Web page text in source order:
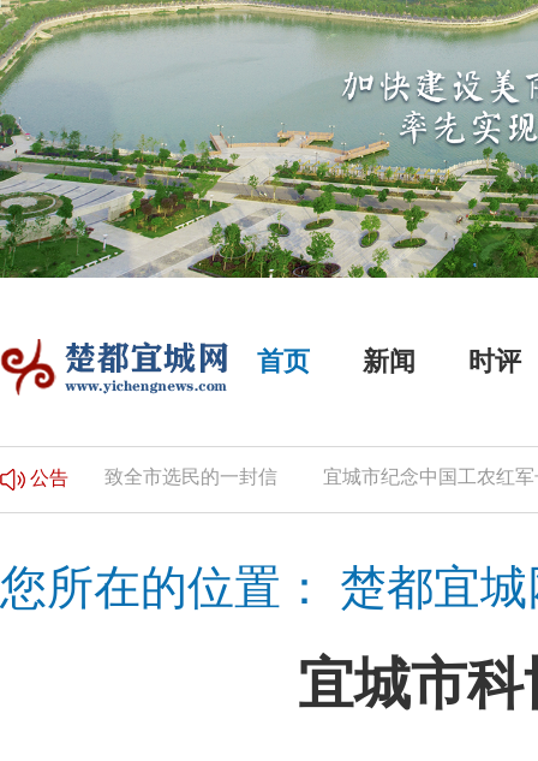
首页 新闻 时评
公告
告 致全市选民的一封信 宜城市纪念中国工农红军
您所在的位置： 楚都宜城
宜城市